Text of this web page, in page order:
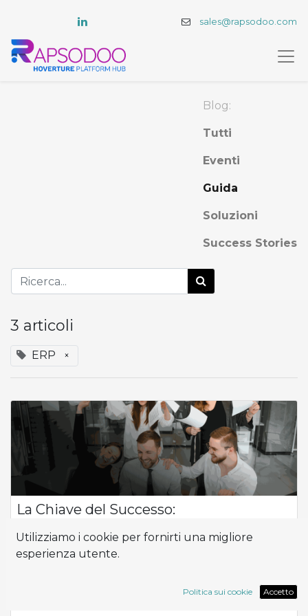
sales@rapsodoo.com
Blog:
Tutti
Eventi
Guida
Soluzioni
Success Stories
3 articoli
ERP ×
La Chiave del Successo:
Importanza dell'Implementazione e dell'Implementatore nel
Tuo Progetto L'implementazione e l'implementatore
Utilizziamo i cookie per fornirti una migliore
esperienza utente.
Politica sui cookie Accetto